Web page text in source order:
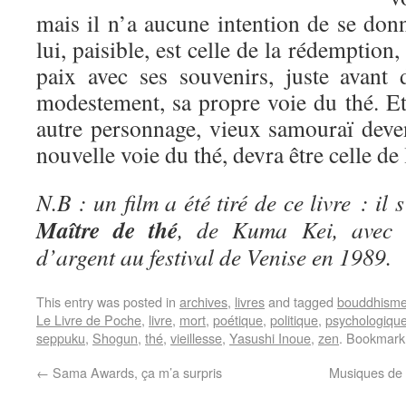
mais il n’a aucune intention de se
lui, paisible, est celle de la
paix avec ses souvenirs, juste
modestement, sa propre voie du thé.
autre personnage, vieux samouraï
nouvelle voie du thé, devra être celle
N.B : un film a été tiré de ce livre : il
Maître de thé, de Kuma Kei, avec
d’argent au festival de Venise en 1989.
This entry was posted in archives, livresand tagged
Le Livre de Poche, livre, mort, poétique, politique,
seppuku, Shogun, thé, vieillesse, Yasushi Inoue, zen.
← Sama Awards, ça m’a surpris Musiques